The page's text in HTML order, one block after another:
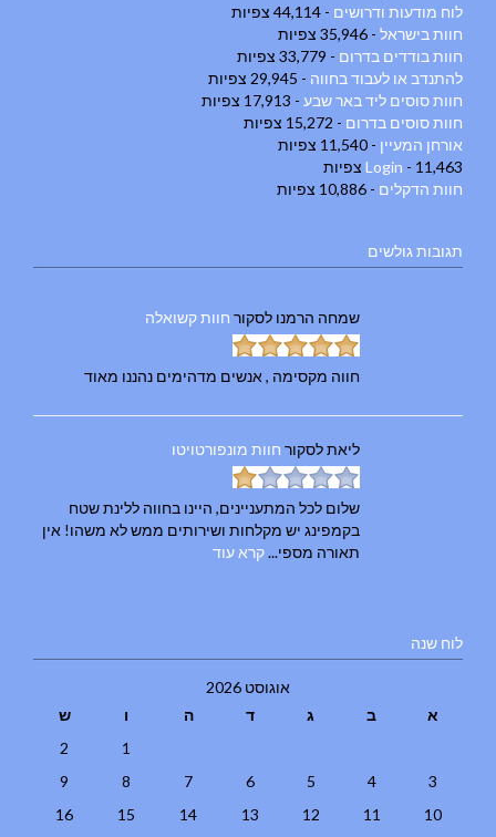
לוח מודעות ודרושים - 44,114 צפיות
חוות בישראל - 35,946 צפיות
חוות בודדים בדרום - 33,779 צפיות
להתנדב או לעבוד בחווה - 29,945 צפיות
חוות סוסים ליד באר שבע - 17,913 צפיות
חוות סוסים בדרום - 15,272 צפיות
אורחן המעיין - 11,540 צפיות
Login - 11,463 צפיות
חוות הדקלים - 10,886 צפיות
תגובות גולשים
שמחה הרמנו לסקור חוות קשואלה
חווה מקסימה , אנשים מדהימים נהננו מאוד
ליאתלסקור חוות מונפורטויטו
שלום לכל המתעניינים, היינו בחווה ללינת שטח
בקמפינג יש מקלחות ושירותים ממש לא משהו! אין
תאורה מספי...קרא עוד
לוח שנה
אוגוסט 2026
א
ב ג ד ה ו
ש
1
2
3
4
5
6
7
8
9
10
11
12
13
14
15
16